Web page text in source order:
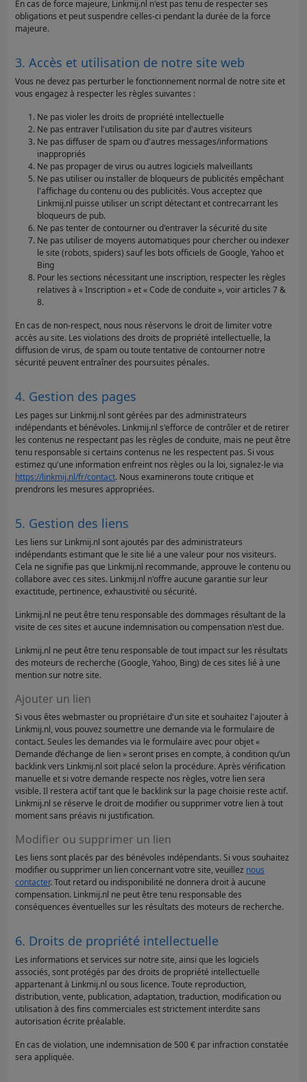
En cas de force majeure, Linkmij.nl n'est pas tenu de respecter ses
obligations et peut suspendre celles-ci pendant la durée de la force
majeure.
3. Accès et utilisation de notre site web
Vous ne devez pas perturber le fonctionnement normal de notre site et
vous engagez à respecter les règles suivantes :
Ne pas violer les droits de propriété intellectuelle
Ne pas entraver l'utilisation du site par d'autres visiteurs
Ne pas diffuser de spam ou d'autres messages/informations
inappropriés
Ne pas propager de virus ou autres logiciels malveillants
Ne pas utiliser ou installer de bloqueurs de publicités empêchant
l'affichage du contenu ou des publicités. Vous acceptez que
Linkmij.nl puisse utiliser un script détectant et contrecarrant les
bloqueurs de pub.
Ne pas tenter de contourner ou d'entraver la sécurité du site
Ne pas utiliser de moyens automatiques pour chercher ou indexer
le site (robots, spiders) sauf les bots officiels de Google, Yahoo et
Bing
Pour les sections nécessitant une inscription, respecter les règles
relatives à « Inscription » et « Code de conduite », voir articles 7 &
8.
En cas de non-respect, nous nous réservons le droit de limiter votre
accès au site. Les violations des droits de propriété intellectuelle, la
diffusion de virus, de spam ou toute tentative de contourner notre
sécurité peuvent entraîner des poursuites pénales.
4. Gestion des pages
Les pages sur Linkmij.nl sont gérées par des administrateurs
indépendants et bénévoles. Linkmij.nl s'efforce de contrôler et de retirer
les contenus ne respectant pas les règles de conduite, mais ne peut être
tenu responsable si certains contenus ne les respectent pas. Si vous
estimez qu'une information enfreint nos règles ou la loi, signalez-le via
https://linkmij.nl/fr/contact. Nous examinerons toute critique et
prendrons les mesures appropriées.
5. Gestion des liens
Les liens sur Linkmij.nl sont ajoutés par des administrateurs
indépendants estimant que le site lié a une valeur pour nos visiteurs.
Cela ne signifie pas que Linkmij.nl recommande, approuve le contenu ou
collabore avec ces sites. Linkmij.nl n'offre aucune garantie sur leur
exactitude, pertinence, exhaustivité ou sécurité.
Linkmij.nl ne peut être tenu responsable des dommages résultant de la
visite de ces sites et aucune indemnisation ou compensation n'est due.
Linkmij.nl ne peut être tenu responsable de tout impact sur les résultats
des moteurs de recherche (Google, Yahoo, Bing) de ces sites lié à une
mention sur notre site.
Ajouter un lien
Si vous êtes webmaster ou propriétaire d'un site et souhaitez l'ajouter à
Linkmij.nl, vous pouvez soumettre une demande via le formulaire de
contact. Seules les demandes via le formulaire avec pour objet «
Demande d’échange de lien » seront prises en compte, à condition qu’un
backlink vers Linkmij.nl soit placé selon la procédure. Après vérification
manuelle et si votre demande respecte nos règles, votre lien sera
visible. Il restera actif tant que le backlink sur la page choisie reste actif.
Linkmij.nl se réserve le droit de modifier ou supprimer votre lien à tout
moment sans préavis ni justification.
Modifier ou supprimer un lien
Les liens sont placés par des bénévoles indépendants. Si vous souhaitez
modifier ou supprimer un lien concernant votre site, veuillez nous
contacter. Tout retard ou indisponibilité ne donnera droit à aucune
compensation. Linkmij.nl ne peut être tenu responsable des
conséquences éventuelles sur les résultats des moteurs de recherche.
6. Droits de propriété intellectuelle
Les informations et services sur notre site, ainsi que les logiciels
associés, sont protégés par des droits de propriété intellectuelle
appartenant à Linkmij.nl ou sous licence. Toute reproduction,
distribution, vente, publication, adaptation, traduction, modification ou
utilisation à des fins commerciales est strictement interdite sans
autorisation écrite préalable.
En cas de violation, une indemnisation de 500 € par infraction constatée
sera appliquée.